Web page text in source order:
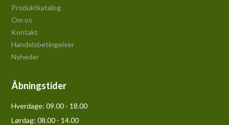
Produktkatalog
Om os
Kontakt
Handelsbetingelser
Nyheder
Åbningstider
Hverdage: 09.00 - 18.00
Lørdag: 08.00 - 14.00